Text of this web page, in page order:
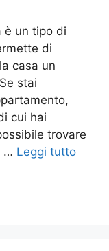
è un tipo di
di
casa un
stai
cui hai
trovare
… Leggi tutto